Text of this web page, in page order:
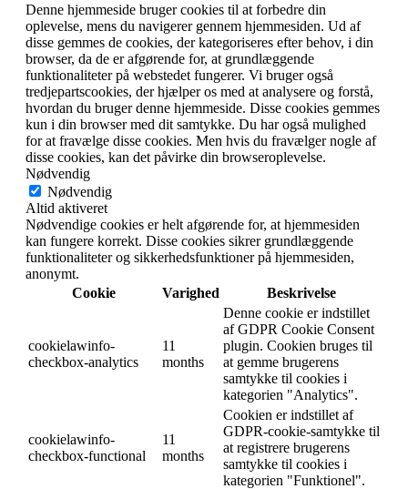
Denne hjemmeside bruger cookies til at forbedre din
oplevelse, mens du navigerer gennem hjemmesiden. Ud af
disse gemmes de cookies, der kategoriseres efter behov, i din
browser, da de er afgørende for, at grundlæggende
funktionaliteter på webstedet fungerer. Vi bruger også
tredjepartscookies, der hjælper os med at analysere og forstå,
hvordan du bruger denne hjemmeside. Disse cookies gemmes
kun i din browser med dit samtykke. Du har også mulighed
for at fravælge disse cookies. Men hvis du fravælger nogle af
disse cookies, kan det påvirke din browseroplevelse.
Nødvendig
Nødvendig
Altid aktiveret
Nødvendige cookies er helt afgørende for, at hjemmesiden
kan fungere korrekt. Disse cookies sikrer grundlæggende
funktionaliteter og sikkerhedsfunktioner på hjemmesiden,
anonymt.
Cookie
Varighed Beskrivelse
cookielawinfo-
checkbox-analytics
11
months
Denne cookie er indstillet
af GDPR Cookie Consent
plugin. Cookien bruges til
at gemme brugerens
samtykke til cookies i
kategorien "Analytics".
cookielawinfo-
checkbox-functional
11
months
Cookien er indstillet af
GDPR-cookie-samtykke til
at registrere brugerens
samtykke til cookies i
kategorien "Funktionel".